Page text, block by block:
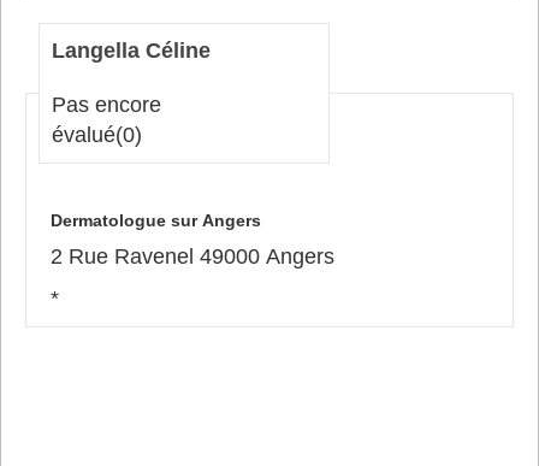
Langella Céline
Pas encore
évalué(0)
Dermatologue sur Angers
2 Rue Ravenel 49000 Angers
*